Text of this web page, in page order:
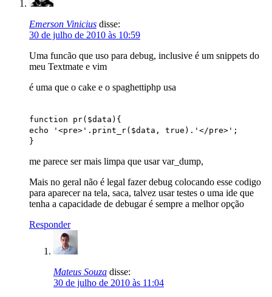
Emerson Vinicius disse:
30 de julho de 2010 às 10:59
Uma funcão que uso para debug, inclusive é um snippets do
meu Textmate e vim
é uma que o cake e o spaghettiphp usa
function pr($data){
echo '<pre>'.print_r($data, true).'</pre>';
}
me parece ser mais limpa que usar var_dump,
Mais no geral não é legal fazer debug colocando esse codigo
para aparecer na tela, saca, talvez usar testes o uma ide que
tenha a capacidade de debugar é sempre a melhor opção
Responder
Mateus Souza disse:
30 de julho de 2010 às 11:04